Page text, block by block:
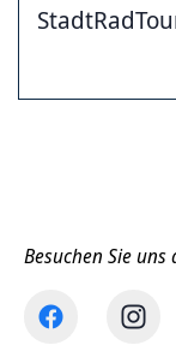
Besuchen Sie uns